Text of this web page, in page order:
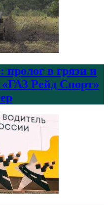
в грязи и
Рейд Спорт»